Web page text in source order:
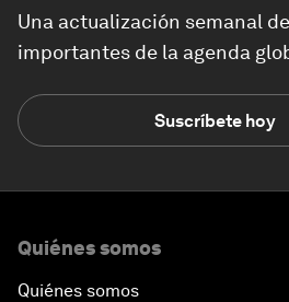
Una actualización semanal
importantes de la agenda
Suscríbete hoy
Quiénes somos
Quiénes somos